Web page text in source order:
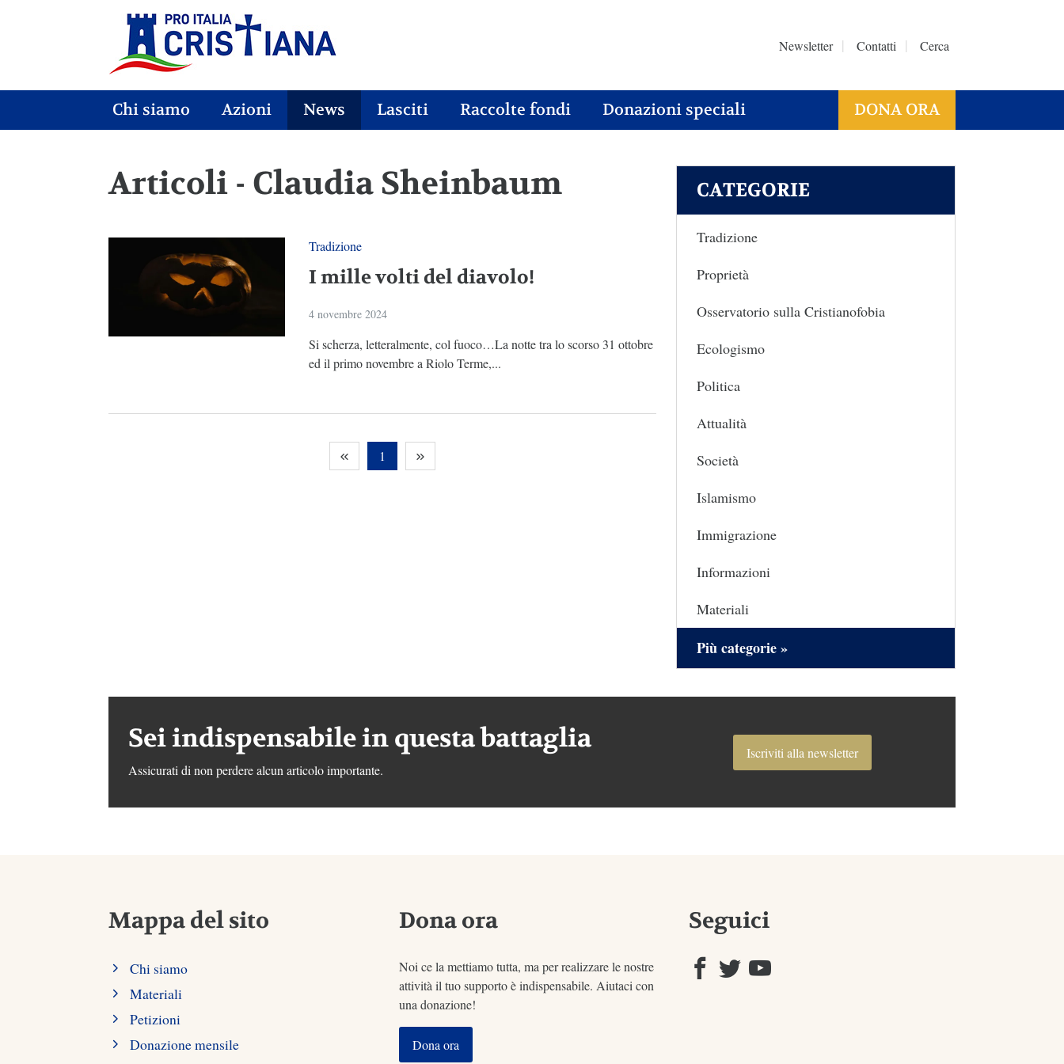
Newsletter Contatti Cerca
Chi siamo Azioni News Lasciti Raccolte fondi Donazioni speciali DONA ORA
Articoli - Claudia Sheinbaum
Tradizione
I mille volti del diavolo!
4 novembre 2024
Si scherza, letteralmente, col fuoco…La notte tra lo scorso 31 ottobre
ed il primo novembre a Riolo Terme,...
1
CATEGORIE
Tradizione
Proprietà
Osservatorio sulla Cristianofobia
Ecologismo
Politica
Attualità
Società
Islamismo
Immigrazione
Informazioni
Materiali
Più categorie »
Sei indispensabile in questa battaglia
Assicurati di non perdere alcun articolo importante.
Iscriviti alla newsletter
Mappa del sito
Chi siamo
Materiali
Petizioni
Donazione mensile
Dona ora
Noi ce la mettiamo tutta, ma per realizzare le nostre
attività il tuo supporto è indispensabile. Aiutaci con
una donazione!
Dona ora
Seguici